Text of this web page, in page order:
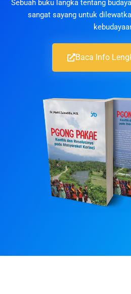
Sebuah buku langka tentang
sangat sayang untuk
Baca Info